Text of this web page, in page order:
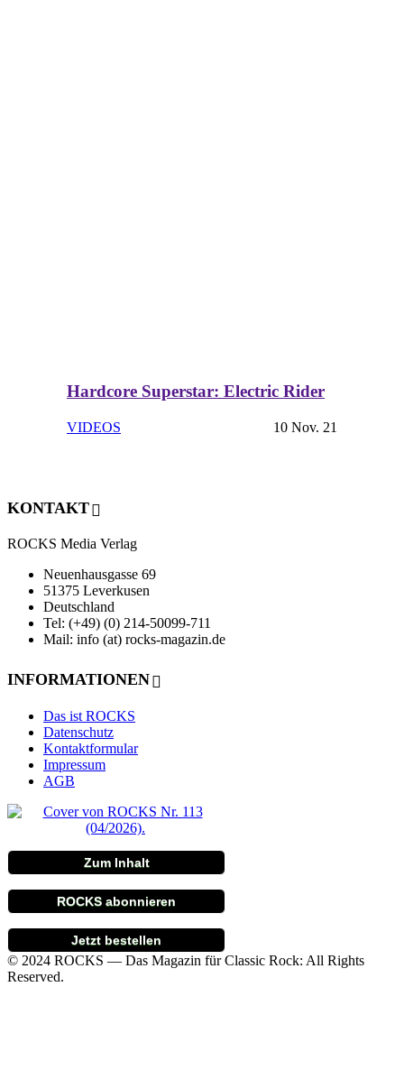
Hardcore Superstar: Electric Rider
VIDEOS 10 Nov. 21
KONTAKT
ROCKS Media Verlag
Neuenhausgasse 69
51375 Leverkusen
Deutschland
Tel: (+49) (0) 214-50099-711
Mail: info (at) rocks-magazin.de
INFORMATIONEN
Das ist ROCKS
Datenschutz
Kontaktformular
Impressum
AGB
Zum Inhalt
ROCKS abonnieren
Jetzt bestellen
© 2024 ROCKS — Das Magazin für Classic Rock: All Rights
Reserved.